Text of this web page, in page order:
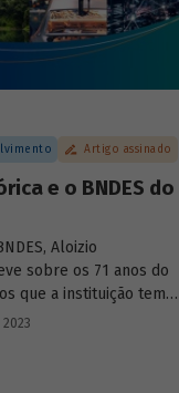
Artigo assinado
e o BNDES do
Aloizio
sobre os 71 anos do
que a instituição tem
em artigo veiculado
2023